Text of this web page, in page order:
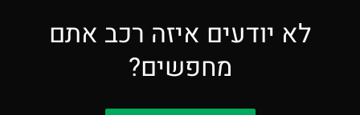
לא יודעים איזה רכב אתם
מחפשים?